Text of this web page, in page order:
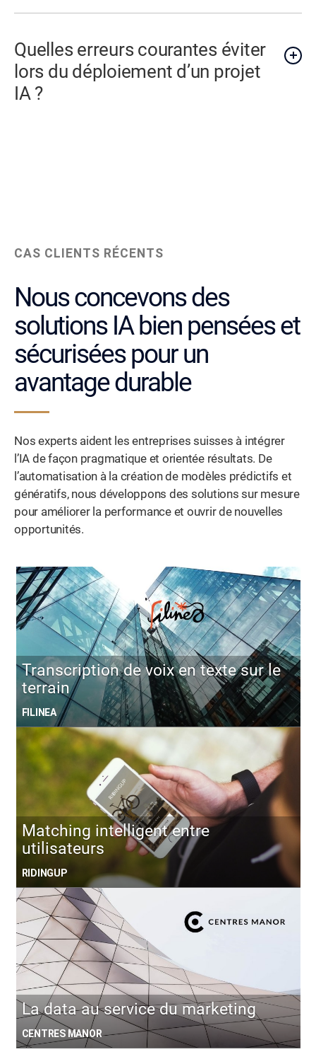
Quelles erreurs courantes éviter
lors du déploiement d’un projet
IA ?
CAS CLIENTS RÉCENTS
Nous concevons des
solutions IA bien pensées et
sécurisées pour un
avantage durable
Nos experts aident les entreprises suisses à intégrer
l’IA de façon pragmatique et orientée résultats. De
l’automatisation à la création de modèles prédictifs et
génératifs, nous développons des solutions sur mesure
pour améliorer la performance et ouvrir de nouvelles
opportunités.
Transcription de voix en texte sur le
terrain
FILINEA
Matching intelligent entre
utilisateurs
RIDINGUP
La data au service du marketing
CENTRES MANOR